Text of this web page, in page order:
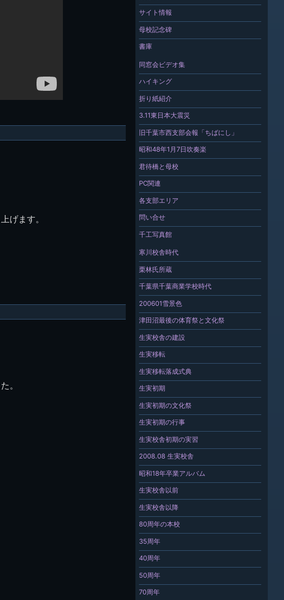
げます。
。
サイト情報
母校記念碑
書庫
同窓会ビデオ集
ハイキング
折り紙紹介
3.11東日本大震災
旧千葉市西支部会報「ちばにし」
昭和48年1月7日吹奏楽
君待橋と母校
PC関連
各支部エリア
問い合せ
千工写真館
寒川校舎時代
栗林氏所蔵
千葉県千葉商業学校時代
200601雪景色
津田沼最後の体育祭と文化祭
生実校舎の建設
生実移転
生実移転落成式典
生実初期
生実初期の文化祭
生実初期の行事
生実校舎初期の実習
2008.08 生実校舎
昭和18年卒業アルバム
生実校舎以前
生実校舎以降
80周年の本校
35周年
40周年
50周年
70周年